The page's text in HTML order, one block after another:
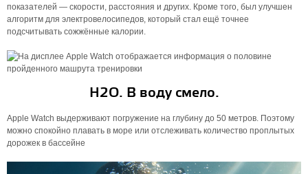
показателей — скорости, расстояния и других. Кроме того, был улучшен
алгоритм для электровелоси­педов, который стал ещё точнее
подсчитывать сожжённые калории.
H2O. В воду смело.
Apple Watch выдерживают погружение на глубину до 50 метров. Поэтому
можно спокойно плавать в море или отслеживать количество проплытых
дорожек в бассейне